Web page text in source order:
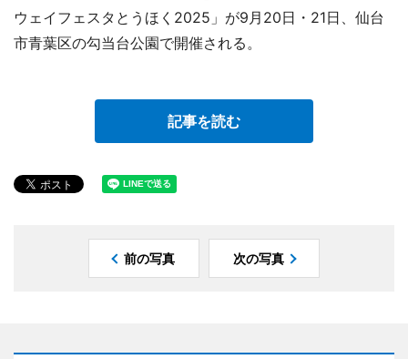
ウェイフェスタとうほく2025」が9月20日・21日、仙台
市青葉区の勾当台公園で開催される。
記事を読む
前の写真 次の写真